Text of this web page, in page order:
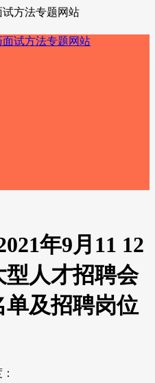
方法专题网站
年9月11 12
型人才招聘会
及招聘岗位